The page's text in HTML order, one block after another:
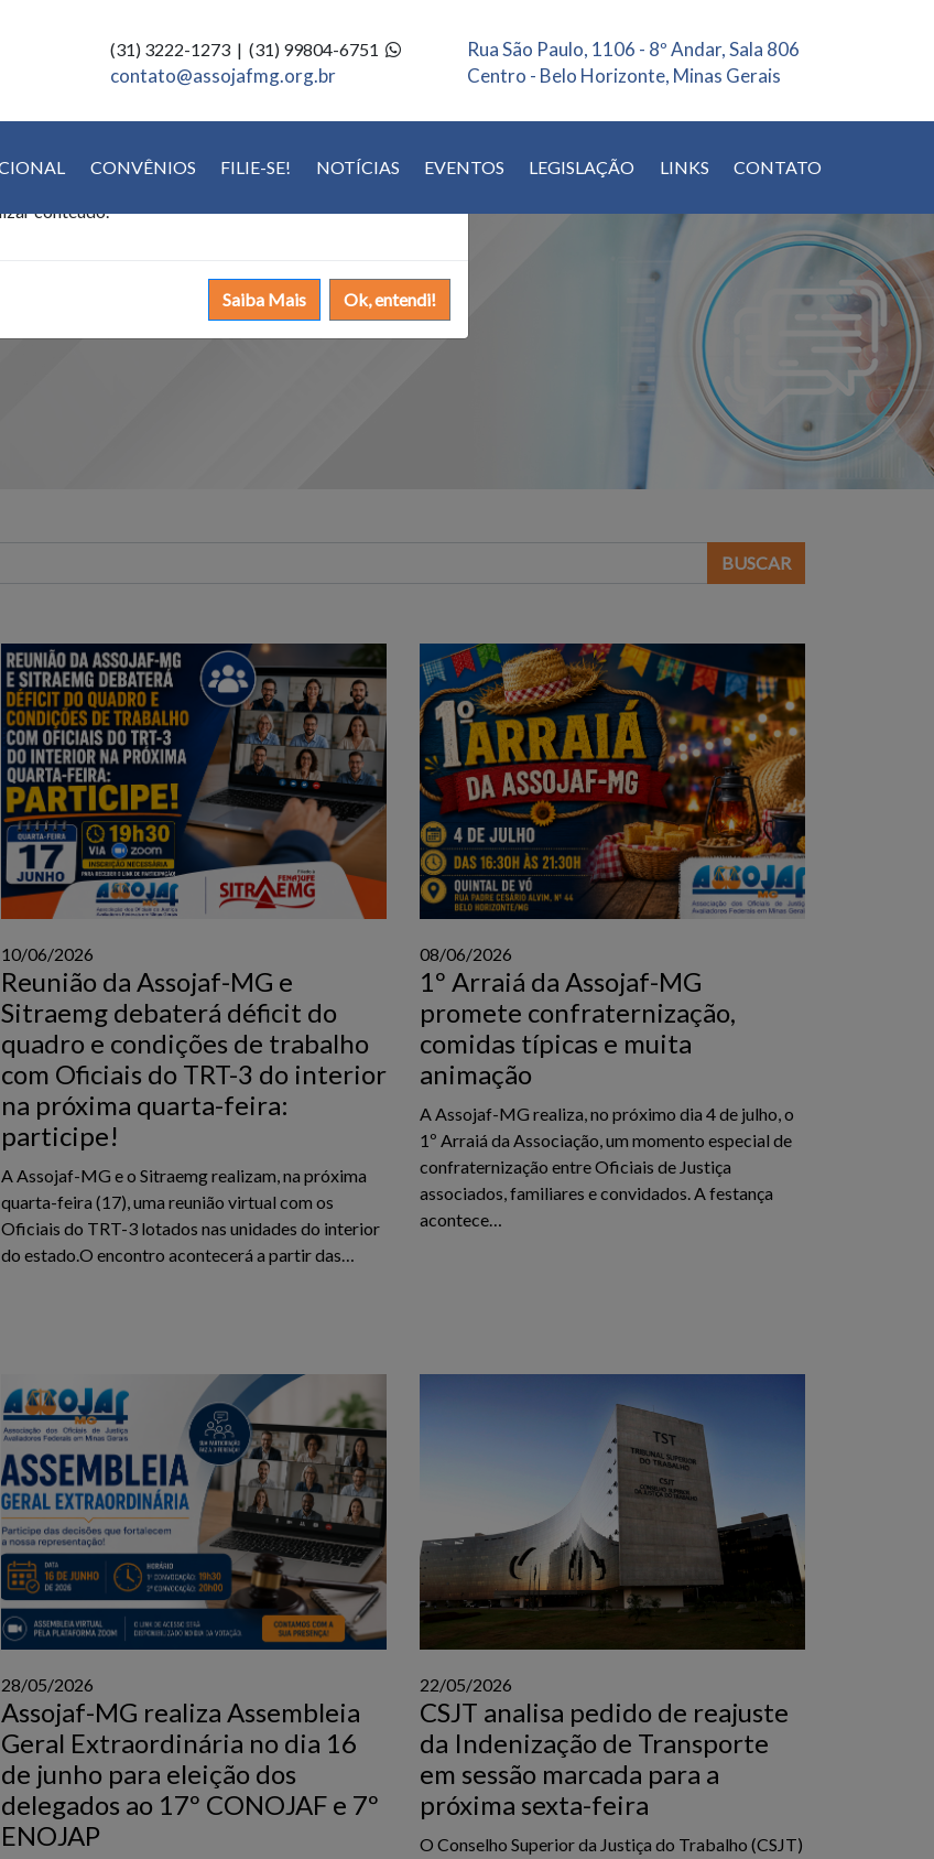
(31) 3222-1273 | (31) 99804-6751
contato@assojafmg.org.br
Rua São Paulo, 1106 - 8º Andar, Sala 806
Centro - Belo Horizonte, Minas Gerais
CONVÊNIOS FILIE-SE! NOTÍCIAS EVENTOS LEGISLAÇÃO LINKS CONTATO
BUSCAR
10/06/2026
Reunião da Assojaf-MG e
Sitraemg debaterá déficit do
quadro e condições de trabalho
com Oficiais do TRT-3 do interior
na próxima quarta-feira:
participe!
A Assojaf-MG e o Sitraemg realizam, na próxima
quarta-feira (17), uma reunião virtual com os
Oficiais do TRT-3 lotados nas unidades do interior
do estado.O encontro acontecerá a partir das…
08/06/2026
1º Arraiá da Assojaf-MG
promete confraternização,
comidas típicas e muita
animação
A Assojaf-MG realiza, no próximo dia 4 de julho, o
1º Arraiá da Associação, um momento especial de
confraternização entre Oficiais de Justiça
associados, familiares e convidados. A festança
acontece…
28/05/2026
Assojaf-MG realiza Assembleia
Geral Extraordinária no dia 16
de junho para eleição dos
delegados ao 17º CONOJAF e 7º
ENOJAP
22/05/2026
CSJT analisa pedido de reajuste
da Indenização de Transporte
em sessão marcada para a
próxima sexta-feira
O Conselho Superior da Justiça do Trabalho (CSJT)
de Cookies
cookies para oferecer melhor experiência, melhorar o
conteúdo.
Saiba Mais Ok, entendi!